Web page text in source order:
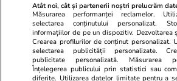
© 2026 Ringier Romania. Toate
Atât noi, cât și partenerii noștri prelucrăm
Măsurarea performanței reclamelor.
selectarea conținutului personalizat.
informațiilor de pe un dispozitiv. Dezvoltarea
Crearea profilurilor de conținut personalizat.
selectarea publicității personalizate.
publicitate personalizată. Măsurarea
Înțelegerea publicului prin statistici sau
diferite. Utilizarea datelor limitate pentru a